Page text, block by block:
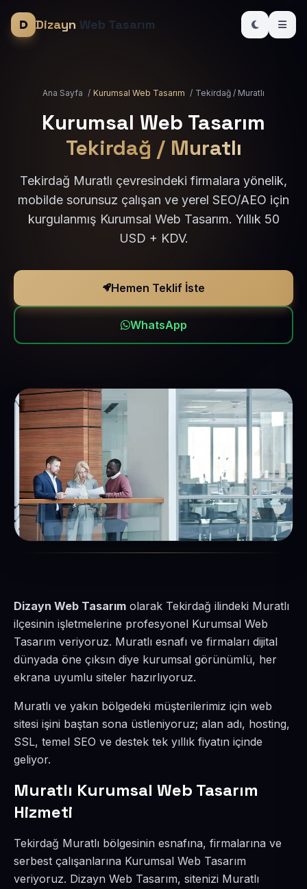
Dizayn Web Tasarım
Ana Sayfa / Kurumsal Web Tasarım / Tekirdağ / Muratlı
Kurumsal Web Tasarım
Tekirdağ / Muratlı
Tekirdağ Muratlı çevresindeki firmalara yönelik,
mobilde sorunsuz çalışan ve yerel SEO/AEO için
kurgulanmış Kurumsal Web Tasarım. Yıllık 50
USD + KDV.
Hemen Teklif İste
WhatsApp
Dizayn Web Tasarım olarak Tekirdağ ilindeki Muratlı
ilçesinin işletmelerine profesyonel Kurumsal Web
Tasarım veriyoruz. Muratlı esnafı ve firmaları dijital
dünyada öne çıksın diye kurumsal görünümlü, her
ekrana uyumlu siteler hazırlıyoruz.
Muratlı ve yakın bölgedeki müşterilerimiz için web
sitesi işini baştan sona üstleniyoruz; alan adı, hosting,
SSL, temel SEO ve destek tek yıllık fiyatın içinde
geliyor.
Muratlı Kurumsal Web Tasarım
Hizmeti
Tekirdağ Muratlı bölgesinin esnafına, firmalarına ve
serbest çalışanlarına Kurumsal Web Tasarım
veriyoruz. Dizayn Web Tasarım, sitenizi Muratlı